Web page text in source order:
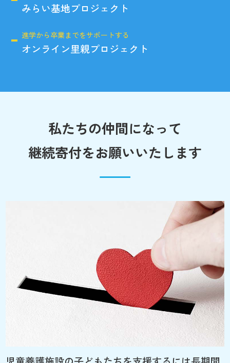
みらい基地プロジェクト
進学から卒業までをサポートする
オンライン里親プロジェクト
私たちの仲間になって
継続寄付をお願いいたします